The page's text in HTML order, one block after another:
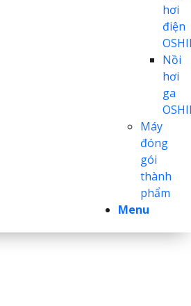
hơi
điện
Nồi
hơi
ga
Máy
đóng
gói
thành
phẩm
Menu